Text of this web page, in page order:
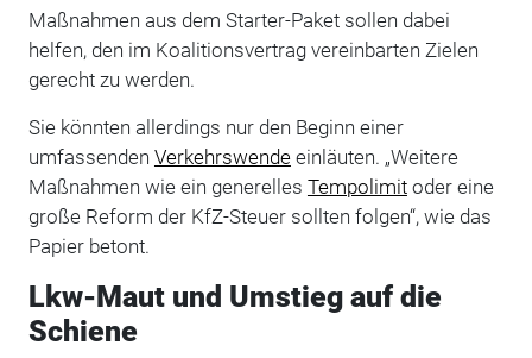
Maßnahmen aus dem Starter-Paket sollen dabei
helfen, den im Koalitionsvertrag vereinbarten Zielen
gerecht zu werden.
Sie könnten allerdings nur den Beginn einer
umfassenden Verkehrswendeeinläuten. „Weitere
Maßnahmen wie ein generelles Tempolimitoder eine
große Reform der KfZ-Steuer sollten folgen“, wie das
Papier betont.
Lkw-Maut und Umstieg auf die
Schiene